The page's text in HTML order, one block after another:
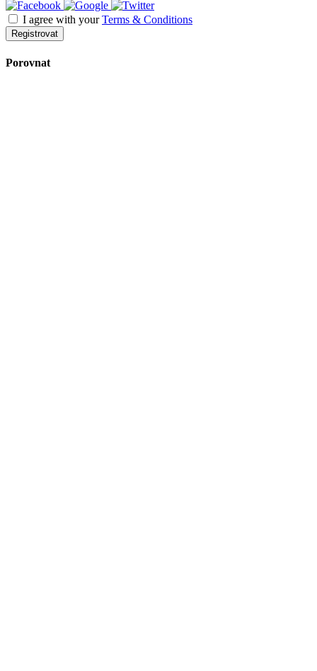
I agree with yourTerms & Conditions
Registrovat
Porovnat